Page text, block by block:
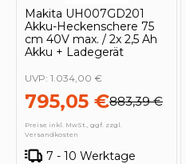
Makita UH007GD201
Akku-Heckenschere 75
cm 40V max. / 2x 2,5 Ah
Akku + Ladegerät
795,05 €883,39 €
UVP: 1.034,00 €
Preise inkl. MwSt., ggf. zzgl.
Versandkosten
7 - 10 Werktage